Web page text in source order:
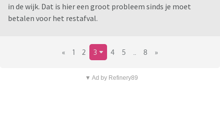
in de wijk. Dat is hier een groot probleem sinds je moet
betalen voor het restafval.
« 1 2 3 4 5 8 »
▼ Ad by Refinery89